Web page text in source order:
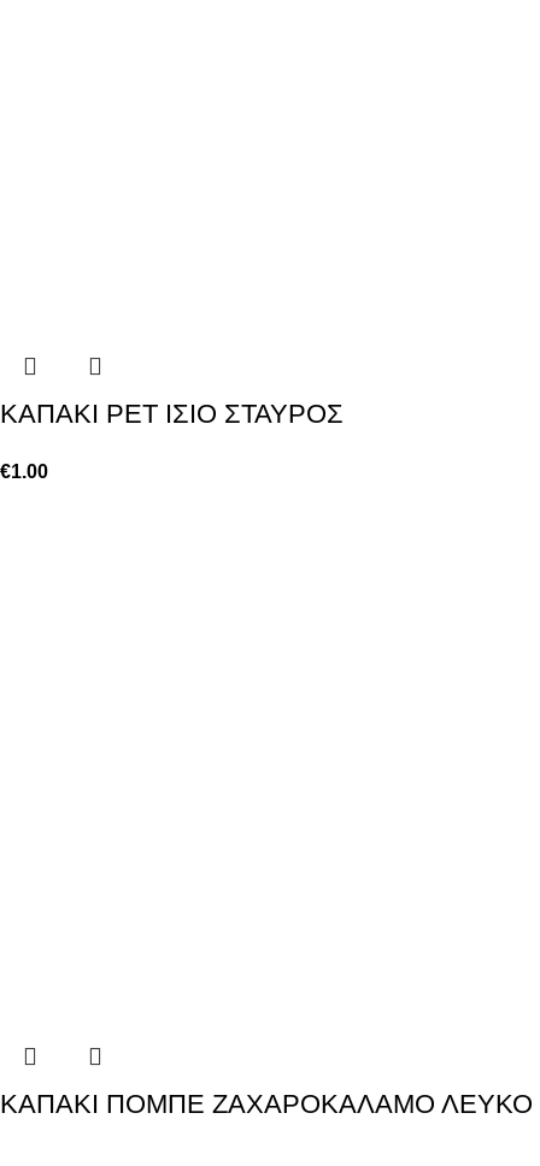
KAΠΑΚΙ ΡΕΤ ΙΣΙΟ ΣΤΑΥΡΟΣ
€1.00
ΚΑΠΑΚΙ ΠΟΜΠΕ ΖΑΧΑΡΟΚΑΛΑΜΟ ΛΕΥΚΟ